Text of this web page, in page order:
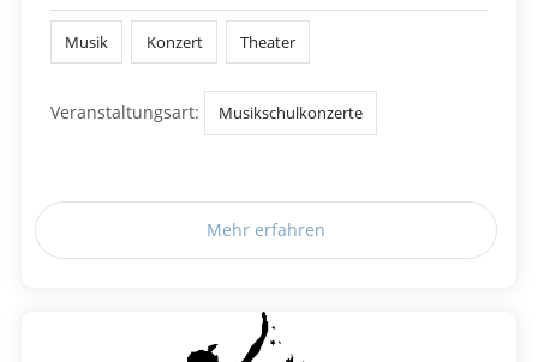
Musik Konzert Theater
Veranstaltungsart: Musikschulkonzerte
Mehr erfahren